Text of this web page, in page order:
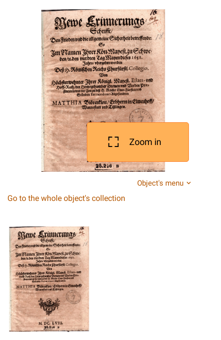
Zoom in
Object's menu
Go to the whole object's collection